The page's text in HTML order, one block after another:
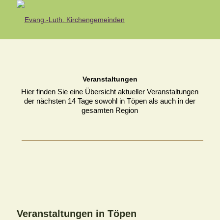
Veranstaltungen
Hier finden Sie eine Übersicht aktueller Veranstaltungen
der nächsten 14 Tage sowohl in Töpen als auch in der
gesamten Region
Veranstaltungen in Töpen